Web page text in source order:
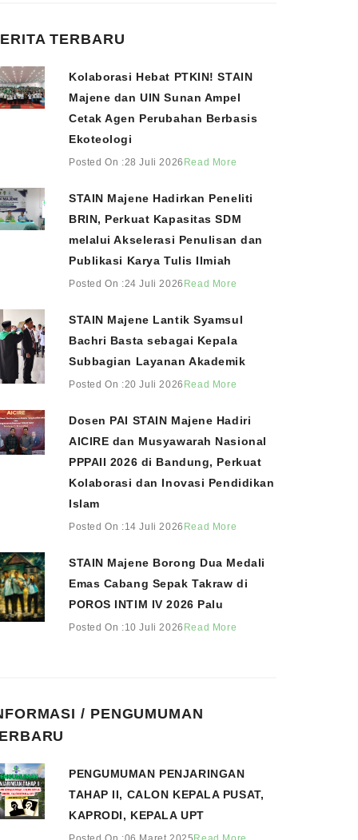
TERBARU
Kolaborasi Hebat PTKIN! STAIN
Majene dan UIN Sunan Ampel
Cetak Agen Perubahan Berbasis
Ekoteologi
Posted On :28 Juli 2026 Read More
STAIN Majene Hadirkan Peneliti
BRIN, Perkuat Kapasitas SDM
melalui Akselerasi Penulisan dan
Publikasi Karya Tulis Ilmiah
Posted On :24 Juli 2026 Read More
STAIN Majene Lantik Syamsul
Bachri Basta sebagai Kepala
Subbagian Layanan Akademik
Posted On :20 Juli 2026 Read More
Dosen PAI STAIN Majene Hadiri
AICIRE dan Musyawarah Nasional
PPPAII 2026 di Bandung, Perkuat
Kolaborasi dan Inovasi Pendidikan
Islam
Posted On :14 Juli 2026 Read More
STAIN Majene Borong Dua Medali
Emas Cabang Sepak Takraw di
POROS INTIM IV 2026 Palu
Posted On :10 Juli 2026 Read More
/ PENGUMUMAN
PENGUMUMAN PENJARINGAN
TAHAP II, CALON KEPALA PUSAT,
KAPRODI, KEPALA UPT